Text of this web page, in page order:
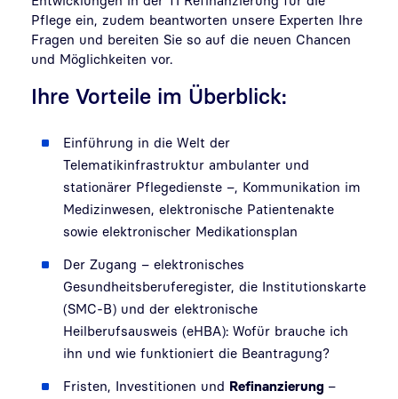
Pflege ein, zudem beantworten unsere Experten Ihre
Fragen und bereiten Sie so auf die neuen Chancen
und Möglichkeiten vor.
Ihre Vorteile im Überblick:
Einführung in die Welt der
Telematikinfrastruktur ambulanter und
stationärer Pflegedienste –, Kommunikation im
Medizinwesen, elektronische Patientenakte
sowie elektronischer Medikationsplan
Der Zugang – elektronisches
Gesundheitsberuferegister, die Institutionskarte
(SMC-B) und der elektronische
Heilberufsausweis (eHBA): Wofür brauche ich
ihn und wie funktioniert die Beantragung?
Fristen, Investitionen und Refinanzierung –